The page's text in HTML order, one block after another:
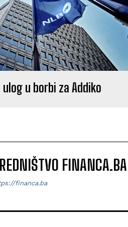
ulog u borbi za Addiko
FINANCA.BA
financa.ba